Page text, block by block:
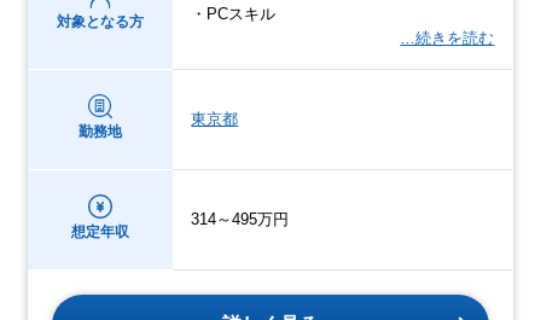
対象となる方
・PCスキル
…続きを読む
勤務地
東京都
想定年収
314～495万円